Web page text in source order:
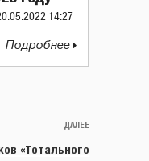
14:27
Подробнее
Следующая
ДАЛЕЕ
«Тотального